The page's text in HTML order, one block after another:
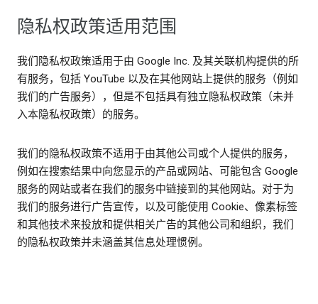
隐私权政策适用范围
我们隐私权政策适用于由 Google Inc. 及其关联机构提供的所
有服务，包括 YouTube 以及在其他网站上提供的服务（例如
我们的广告服务），但是不包括具有独立隐私权政策（未并
入本隐私权政策）的服务。
我们的隐私权政策不适用于由其他公司或个人提供的服务，
例如在搜索结果中向您显示的产品或网站、可能包含 Google
服务的网站或者在我们的服务中链接到的其他网站。对于为
我们的服务进行广告宣传，以及可能使用 Cookie、像素标签
和其他技术来投放和提供相关广告的其他公司和组织，我们
的隐私权政策并未涵盖其信息处理惯例。